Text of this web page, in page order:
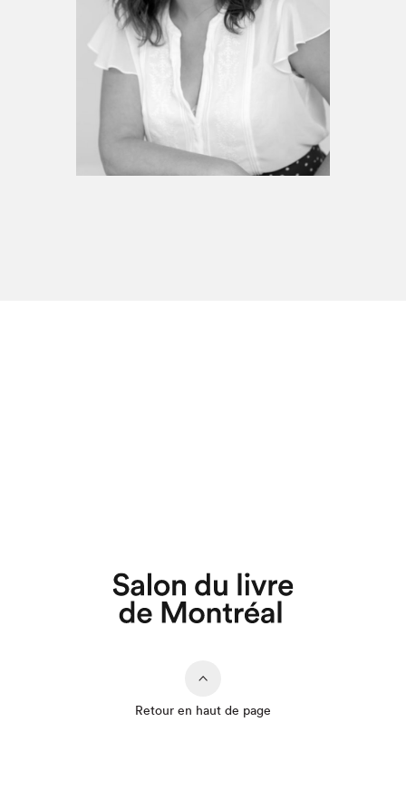
Espace enseignant·e·s
Espace pro
Retour en haut de page